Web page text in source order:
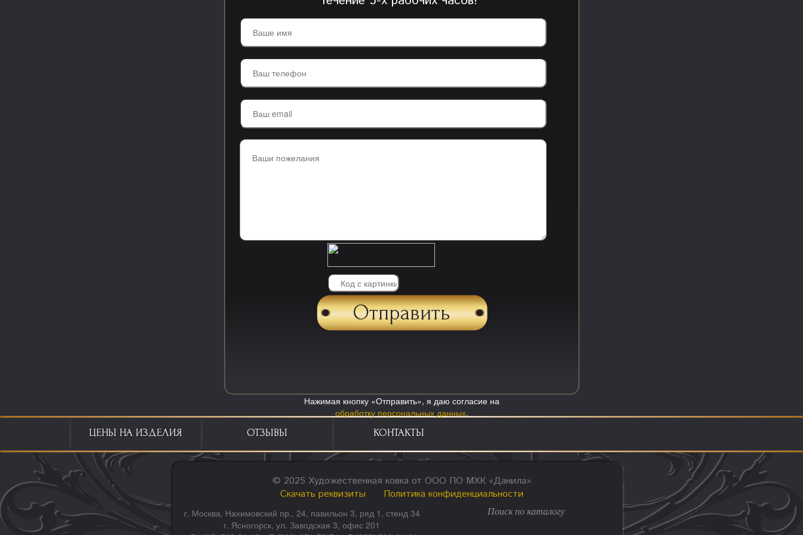
Нажимая кнопку «Отправить», я даю согласие на
обработку персональных данных.
ЦЕНЫ НА ИЗДЕЛИЯ ОТЗЫВЫ КОНТАКТЫ
© 2025 Художественная ковка от ООО ПО МХК «Данила»
Скачать реквизиты
Политика конфиденциальности
г. Москва, Нахимовский пр., 24, павильон 3, ряд 1, стенд 34
г. Ясногорск, ул. Заводская 3, офис 201